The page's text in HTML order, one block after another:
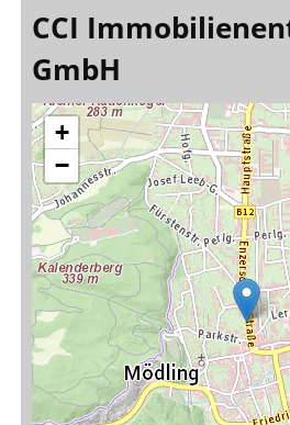
CCI
GmbH
+
−